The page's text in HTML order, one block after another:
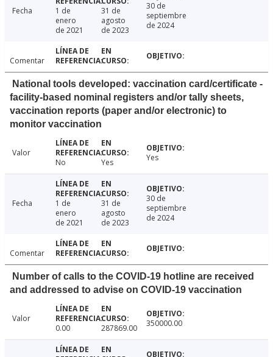
Fecha
1 de
enero
de 2021
31 de
agosto
de 2023
30 de
septiembre
de 2024
Comentar
National tools developed: vaccination card/certificate -
facility-based nominal registers and/or tally sheets,
vaccination reports (paper and/or electronic) to
monitor vaccination
Valor
No
Yes Yes
Fecha
1 de
enero
de 2021
31 de
agosto
de 2023
30 de
septiembre
de 2024
Comentar
Number of calls to the COVID-19 hotline are received
and addressed to advise on COVID-19 vaccination
Valor
0.00
287869.00 350000.00